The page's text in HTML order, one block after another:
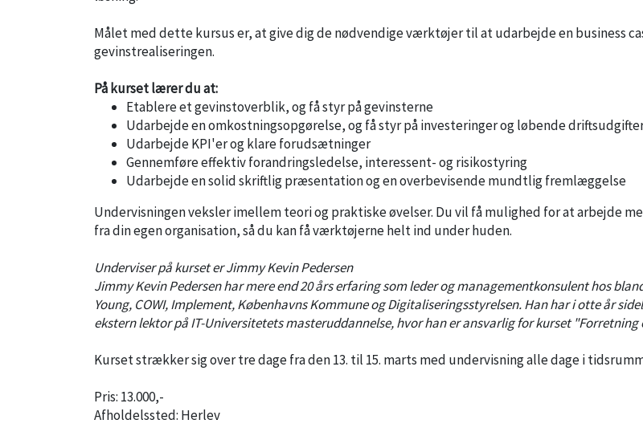
Målet med dette kursus er, at give dig de nødvendige værktøjer til at udarbejde en business
gevinstrealiseringen.
På kurset lærer du at:
Etablere et gevinstoverblik, og få styr på gevinsterne
Udarbejde en omkostningsopgørelse, og få styr på investeringer og løbende
Udarbejde KPI'er og klare forudsætninger
Gennemføre effektiv forandringsledelse, interessent- og risikostyring
Udarbejde en solid skriftlig præsentation og en overbevisende mundtlig fremlæggelse
Undervisningen veksler imellem teori og praktiske øvelser. Du vil få mulighed for at arbejde
fra din egen organisation, så du kan få værktøjerne helt ind under huden.
Underviser på kurset er Jimmy Kevin Pedersen
Jimmy Kevin Pedersen har mere end 20 års erfaring som leder og managementkonsulent hos
Young, COWI, Implement, Københavns Kommune og Digitaliseringsstyrelsen. Han har i otte år
ekstern lektor på IT-Universitetets masteruddannelse, hvor han er ansvarlig for kurset "Forretning
Kurset strækker sig over tre dage fra den 13. til 15. marts med undervisning alle dage i
Pris: 13.000,-
Afholdelssted: Herlev